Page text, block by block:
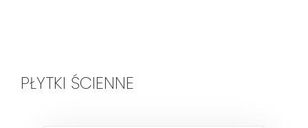
PŁYTKI ŚCIENNE